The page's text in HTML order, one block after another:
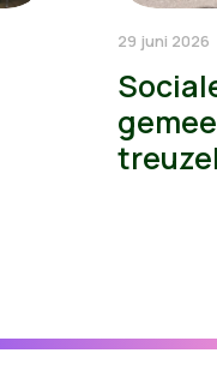
29 juni 2026